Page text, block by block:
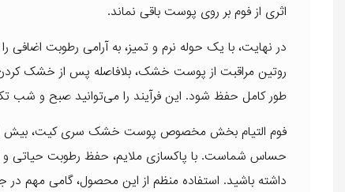
اثری از فوم بر روی پوست باقی نماند.
در نهایت، با یک حوله نرم و تمیز، به آرامی رطوبت
روتین مراقبت از پوست خشک، بلافاصله پس از خشک
طور کامل حفظ شود. این فرآیند را می‌توانید صبح و شب
فوم التیام بخش مخصوص پوست خشک سری کیت، بیش
حساس شماست. با پاکسازی ملایم، حفظ رطوبت حیاتی و
داشته باشید. استفاده منظم از این محصول، گامی